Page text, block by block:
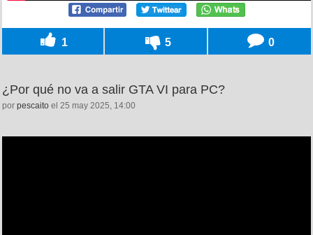
1 5 0
¿Por qué no va a salir GTA VI para PC?
por pescaito el 25 may 2025, 14:00